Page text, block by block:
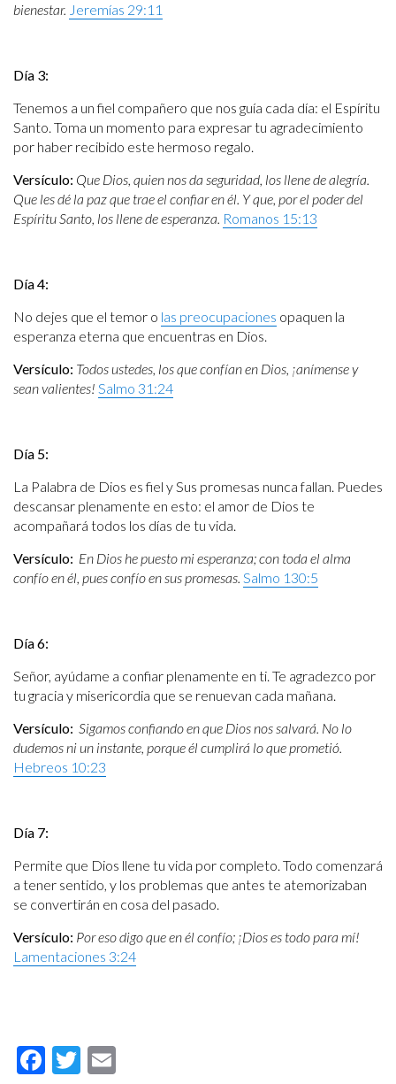
bienestar. Jeremías 29:11
Día 3:
Tenemos a un fiel compañero que nos guía cada día: el Espíritu
Santo. Toma un momento para expresar tu agradecimiento
por haber recibido este hermoso regalo.
Versículo: Que Dios, quien nos da seguridad, los llene de alegría.
Que les dé la paz que trae el confiar en él. Y que, por el poder del
Espíritu Santo, los llene de esperanza. Romanos 15:13
Día 4:
No dejes que el temor o las preocupaciones opaquen la
esperanza eterna que encuentras en Dios.
Versículo: Todos ustedes, los que confían en Dios, ¡anímense y
sean valientes! Salmo 31:24
Día 5:
La Palabra de Dios es fiel y Sus promesas nunca fallan. Puedes
descansar plenamente en esto: el amor de Dios te
acompañará todos los días de tu vida.
Versículo: En Dios he puesto mi esperanza; con toda el alma
confío en él, pues confío en sus promesas. Salmo 130:5
Día 6:
Señor, ayúdame a confiar plenamente en ti. Te agradezco por
tu gracia y misericordia que se renuevan cada mañana.
Versículo: Sigamos confiando en que Dios nos salvará. No lo
dudemos ni un instante, porque él cumplirá lo que prometió.
Hebreos 10:23
Día 7:
Permite que Dios llene tu vida por completo. Todo comenzará
a tener sentido, y los problemas que antes te atemorizaban
se convertirán en cosa del pasado.
Versículo: Por eso digo que en él confío; ¡Dios es todo para mí!
Lamentaciones 3:24
Facebook
Twitter